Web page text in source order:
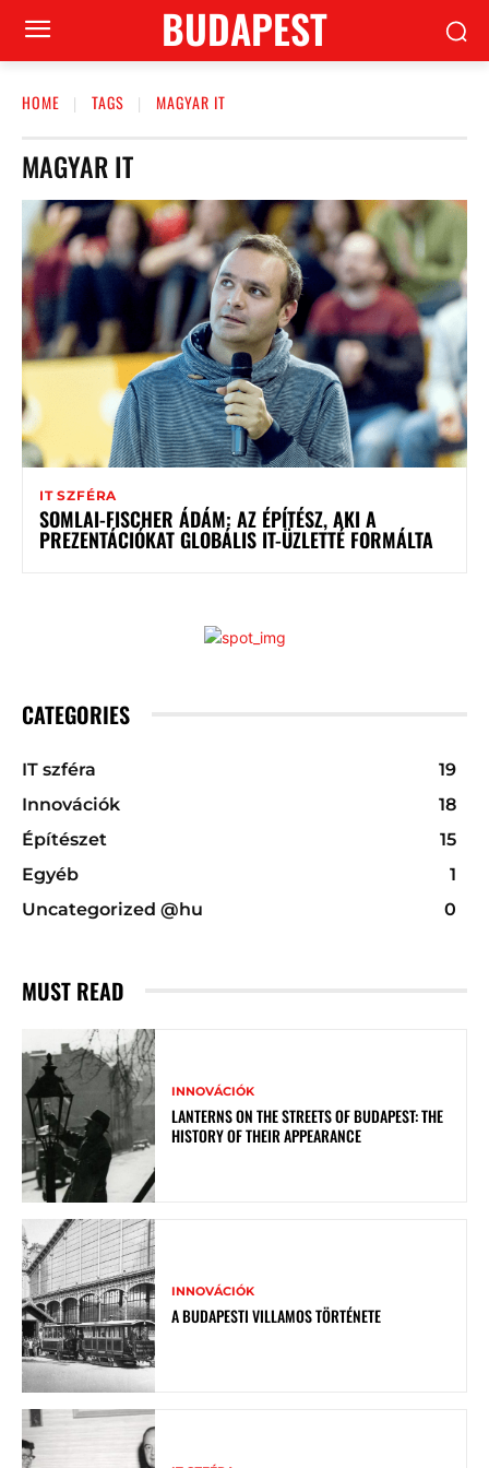
BUDAPEST
HOME TAGS MAGYAR IT
MAGYAR IT
IT SZFÉRA
SOMLAI-FISCHER ÁDÁM: AZ ÉPÍTÉSZ, AKI A
PREZENTÁCIÓKAT GLOBÁLIS IT-ÜZLETTÉ FORMÁLTA
CATEGORIES
IT szféra
19
Innovációk
18
Építészet
15
Egyéb
1
Uncategorized @hu
0
MUST READ
INNOVÁCIÓK
LANTERNS ON THE STREETS OF BUDAPEST: THE
HISTORY OF THEIR APPEARANCE
INNOVÁCIÓK
A BUDAPESTI VILLAMOS TÖRTÉNETE